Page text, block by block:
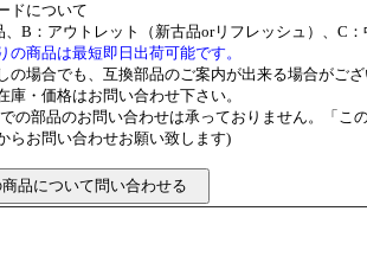
ドについて
、B：アウトレット（新古品orリフレッシュ）、C
の商品は最短即日出荷可能です。
の場合でも、互換部品のご案内が出来る場合がござ
庫・価格はお問い合わせ下さい。
の部品のお問い合わせは承っておりません。「こ
らお問い合わせお願い致します)